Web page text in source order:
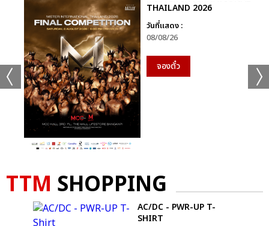
THAILAND 2026
วันที่แสดง :
08/08/26
จองตั๋ว
TTM SHOPPING
AC/DC - PWR-UP T-
SHIRT